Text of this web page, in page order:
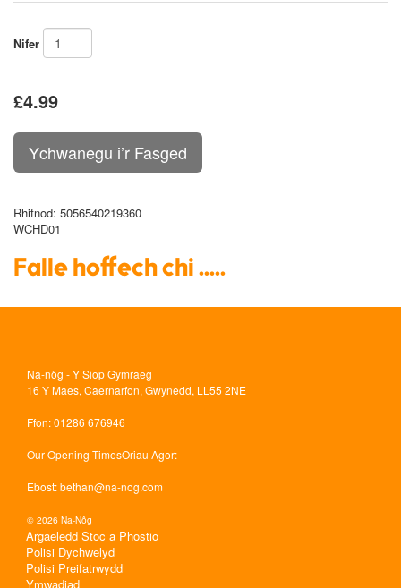
Nifer
£4.99
Rhifnod: 5056540219360
WCHD01
Falle hoffech chi .....
Na-nôg - Y Siop Gymraeg
16 Y Maes, Caernarfon, Gwynedd, LL55 2NE
Ffon: 01286 676946
Our Opening TimesOriau Agor:
Ebost:bethan@na-nog.com
© 2026 Na-Nôg
Argaeledd Stoc a Phostio
Polisi Dychwelyd
Polisi Preifatrwydd
Ymwadiad